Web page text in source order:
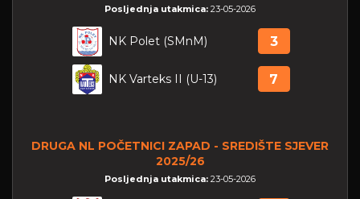
Posljednja utakmica: 23-05-2026
NK Polet (SMnM) 3
NK Varteks II (U-13) 7
DRUGA NL POČETNICI ZAPAD - SREDIŠTE SJEVER
2025/26
Posljednja utakmica: 23-05-2026